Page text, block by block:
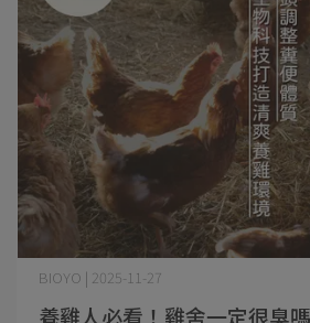
養雞人必看！雞舍一定很臭
BIOYO | 2025-11-27